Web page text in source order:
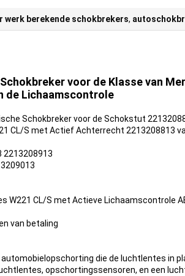
werk berekende schokbrekers,
voor de Klasse van
de Lichaamscontrole
Schokbreker voor de Schokstut
CL/S met Actief Achterrecht 2213208813
2213208913
W221 CL/S met Actieve Lichaamscontrole
van betaling
die de luchtlentes in
opschortingssensoren, en een